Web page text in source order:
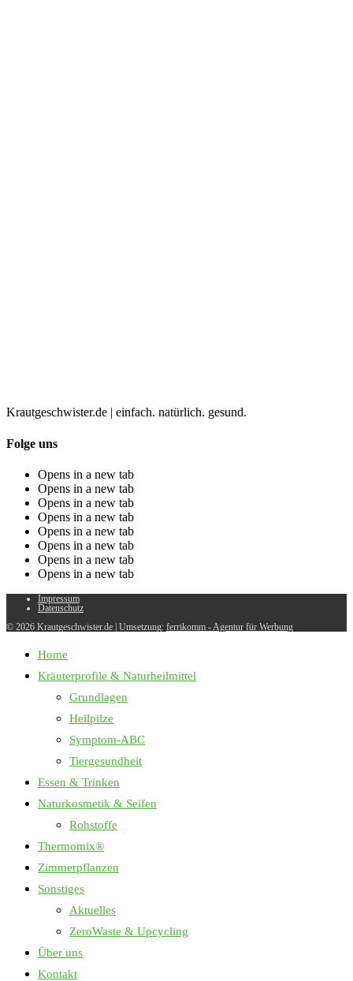
Krautgeschwister.de | einfach. natürlich. gesund.
Folge uns
Opens in a new tab
Opens in a new tab
Opens in a new tab
Opens in a new tab
Opens in a new tab
Opens in a new tab
Opens in a new tab
Opens in a new tab
Impressum
Datenschutz
© 2026 Krautgeschwister.de | Umsetzung: ferrikomm - Agentur für Werbung
Home
Kräuterprofile & Naturheilmittel
Grundlagen
Heilpilze
Symptom-ABC
Tiergesundheit
Essen & Trinken
Naturkosmetik & Seifen
Rohstoffe
Thermomix®
Zimmerpflanzen
Sonstiges
Aktuelles
ZeroWaste & Upcycling
Über uns
Kontakt